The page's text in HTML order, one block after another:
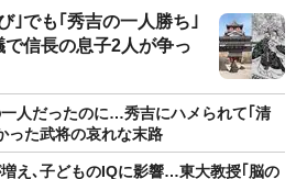
｣でも｢秀吉の一人勝ち｣
信長の息子2人が争っ
人だったのに…秀吉にハメられて｢清
った武将の哀れな末路
え､子どものIQに影響…東大教授｢脳の